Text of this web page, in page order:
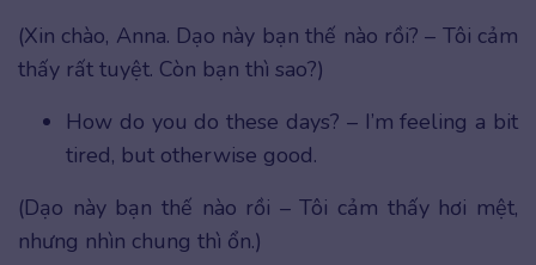
(Xin chào, Anna. Dạo này bạn thế nào rồi? – Tôi cảm
thấy rất tuyệt. Còn bạn thì sao?)
How do you do these days? – I’m feeling a bit
tired, but otherwise good.
(Dạo này bạn thế nào rồi – Tôi cảm thấy hơi mệt,
nhưng nhìn chung thì ổn.)